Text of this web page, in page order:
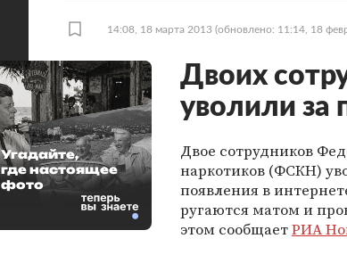
14:08, 18 марта 2013 (обновлено: 11:14, 18
Двоих
уволили за
Двое сотрудников
наркотиков (ФСКН)
появления в
ругаются матом и
этом сообщаетРИА
Угадайте,
где настоящее
фото